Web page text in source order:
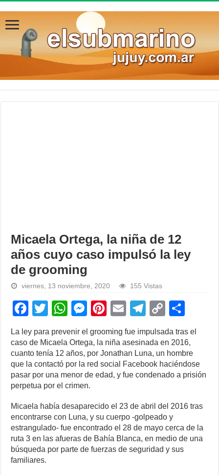
Micaela Ortega, la niña de 12
años cuyo caso impulsó la ley
de grooming
viernes, 13 noviembre, 2020 155 Vistas
F
c
e
b
o
o
k
T
tt
er
W
h
at
s
A
p
p
M
e
ss
e
n
g
er
Pi
nt
er
e
st
E
m
ail
T
el
e
gr
a
C
o
p
y
Li
k
ar
e
La ley para prevenir el grooming fue impulsada tras el
caso de Micaela Ortega, la niña asesinada en 2016,
cuanto tenía 12 años, por Jonathan Luna, un hombre
que la contactó por la red social Facebook haciéndose
pasar por una menor de edad, y fue condenado a prisión
perpetua por el crimen.
Micaela había desaparecido el 23 de abril del 2016 tras
encontrarse con Luna, y su cuerpo -golpeado y
estrangulado- fue encontrado el 28 de mayo cerca de la
ruta 3 en las afueras de Bahía Blanca, en medio de una
búsqueda por parte de fuerzas de seguridad y sus
familiares.